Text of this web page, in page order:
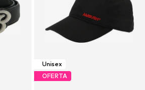
Unisex
OFERTA